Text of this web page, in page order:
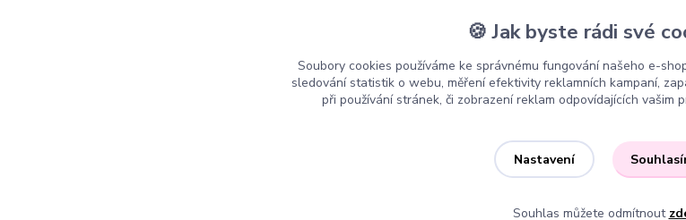
🍪 Jak byste rádi své
Soubory cookies používáme ke správnému fungování našeho e-
sledování statistik o webu, měření efektivity reklamních kampaní,
při používání stránek, či zobrazení reklam odpovídajících vašim
Nastavení
Souhlas můžete odmítnout